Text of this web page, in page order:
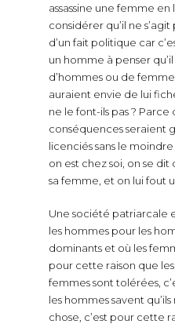
assassine une femme
considérer qu’il ne s’agit
d’un fait politique car
un homme à penser
d’hommes ou de
auraient envie de lui
ne le font-ils pas ? Parce
conséquences seraient
licenciés sans le
on est chez soi, on se dit
sa femme, et on lui fout
Une société patriarcale
les hommes pour les
dominants et où les
pour cette raison que
femmes sont tolérées,
les hommes savent
chose, c’est pour cette